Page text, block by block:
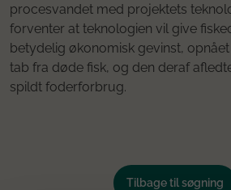
procesvandet med projektets
forventer at teknologien vil give
betydelig økonomisk gevinst,
tab fra døde fisk, og den deraf
spildt foderforbrug.
Tilbage til søgning